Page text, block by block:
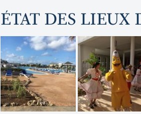
ÉTAT DES LIEUX